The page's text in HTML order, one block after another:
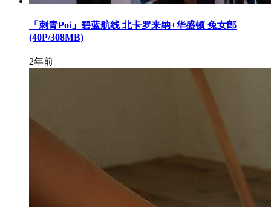
「刺青Poi」碧蓝航线 北卡罗来纳+华盛顿 兔女郎
(40P/308MB)
2年前